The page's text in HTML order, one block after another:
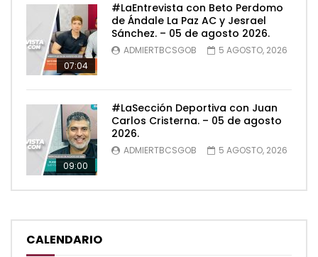
07:04
#LaEntrevista con Beto Perdomo
de Ándale La Paz AC y Jesrael
Sánchez. – 05 de agosto 2026.
ADMIERTBCSGOB 5 AGOSTO, 2026
09:00
#LaSección Deportiva con Juan
Carlos Cristerna. – 05 de agosto
2026.
ADMIERTBCSGOB 5 AGOSTO, 2026
CALENDARIO